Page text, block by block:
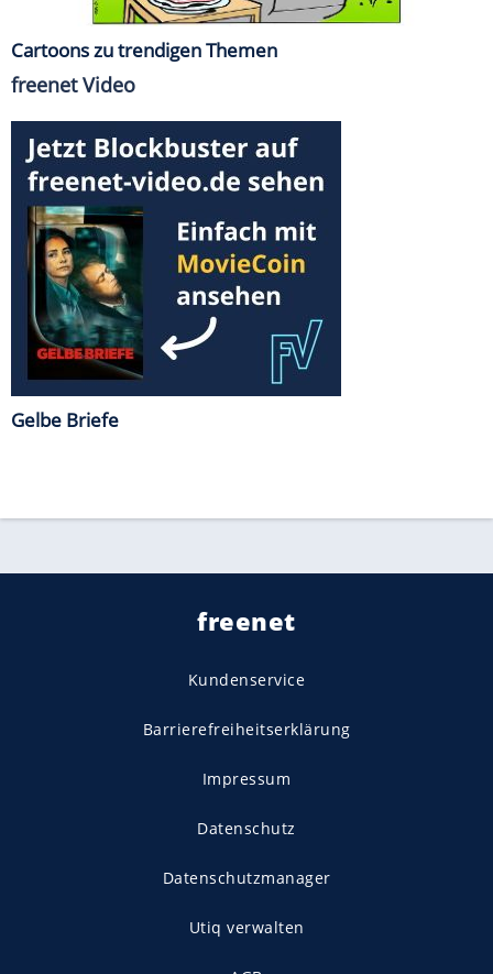
Cartoons zu trendigen Themen
freenet Video
Gelbe Briefe
freenet
Kundenservice
Barrierefreiheitserklärung
Impressum
Datenschutz
Datenschutzmanager
Utiq verwalten